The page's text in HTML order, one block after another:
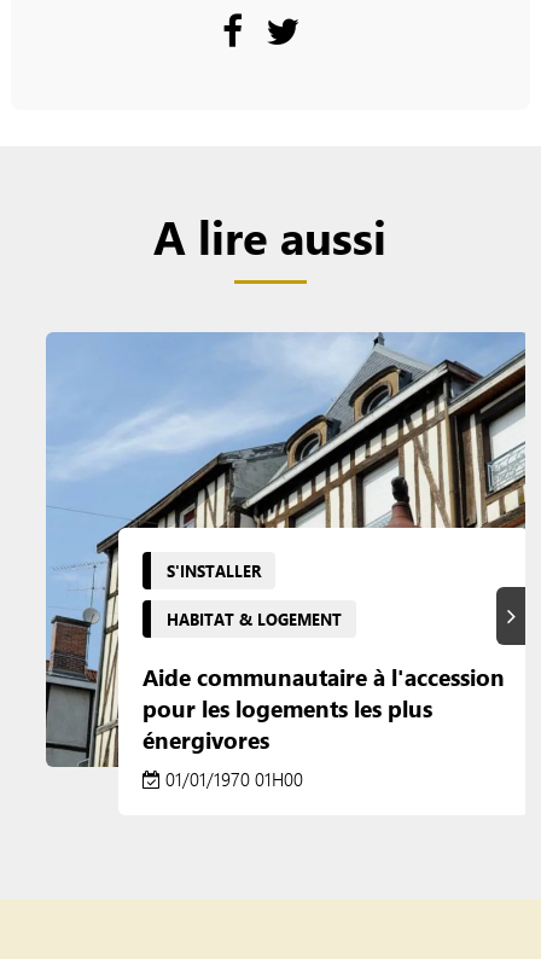
A lire aussi
S'INSTALLER
HABITAT & LOGEMENT
Aide communautaire à l'accession
pour les logements les plus
énergivores
01/01/1970 01H00